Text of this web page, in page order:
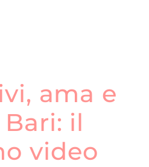
ama e
il
video